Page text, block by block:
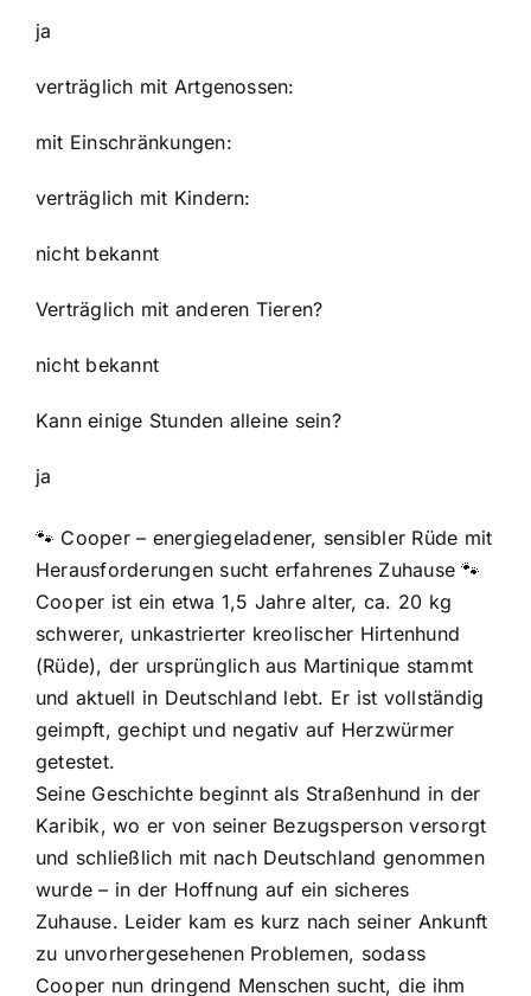
ja
verträglich mit Artgenossen:
mit Einschränkungen:
verträglich mit Kindern:
nicht bekannt
Verträglich mit anderen Tieren?
nicht bekannt
Kann einige Stunden alleine sein?
ja
🐾 Cooper – energiegeladener, sensibler Rüde mit
Herausforderungen sucht erfahrenes Zuhause 🐾
Cooper ist ein etwa 1,5 Jahre alter, ca. 20 kg
schwerer, unkastrierter kreolischer Hirtenhund
(Rüde), der ursprünglich aus Martinique stammt
und aktuell in Deutschland lebt. Er ist vollständig
geimpft, gechipt und negativ auf Herzwürmer
getestet.
Seine Geschichte beginnt als Straßenhund in der
Karibik, wo er von seiner Bezugsperson versorgt
und schließlich mit nach Deutschland genommen
wurde – in der Hoffnung auf ein sicheres
Zuhause. Leider kam es kurz nach seiner Ankunft
zu unvorhergesehenen Problemen, sodass
Cooper nun dringend Menschen sucht, die ihm